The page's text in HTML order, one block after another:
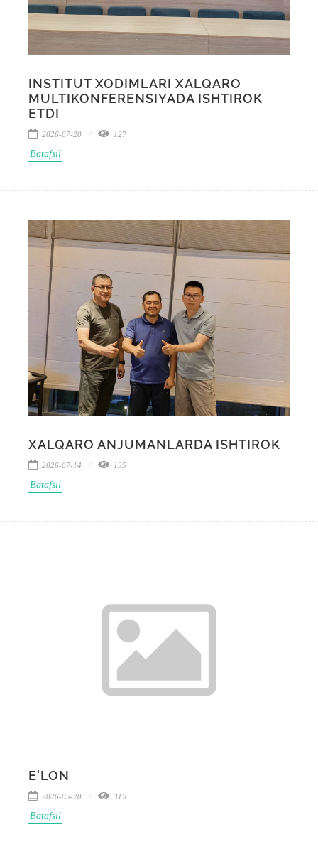
INSTITUT XODIMLARI XALQARO
MULTIKONFERENSIYADA ISHTIROK
ETDI
2026-07-20 127
Batafsil
XALQARO ANJUMANLARDA ISHTIROK
2026-07-14 135
Batafsil
E'LON
2026-05-20 315
Batafsil